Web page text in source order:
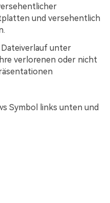
und versehentlich
Dateiverlauf unter
verlorenen oder nicht
Symbol links unten und